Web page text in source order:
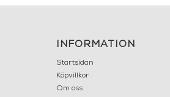
INFORMATION
Startsidan
Köpvillkor
Om oss